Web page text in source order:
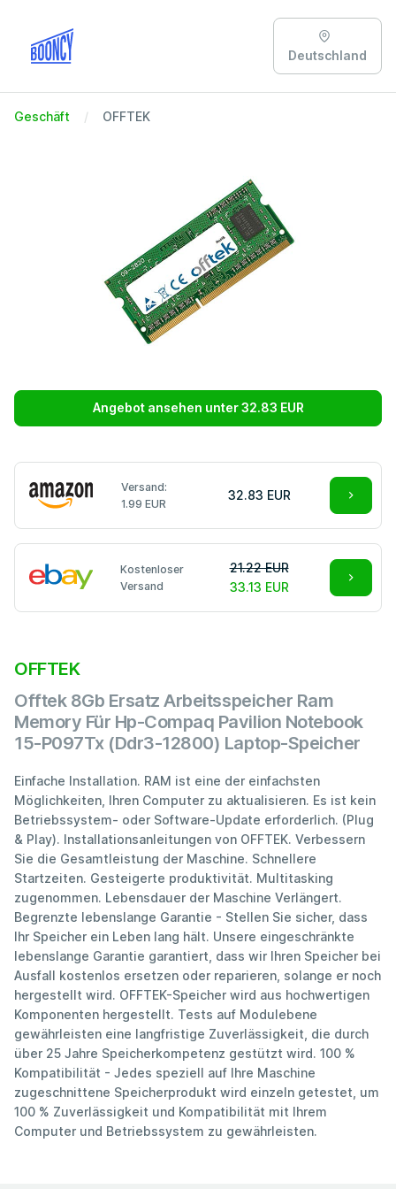
Deutschland
Geschäft OFFTEK
Angebot ansehen unter 32.83 EUR
Versand:
1.99 EUR
32.83 EUR
Kostenloser
Versand
21.22 EUR
33.13 EUR
OFFTEK
Offtek 8Gb Ersatz Arbeitsspeicher Ram
Memory Für Hp-Compaq Pavilion Notebook
15-P097Tx (Ddr3-12800) Laptop-Speicher
Einfache Installation. RAM ist eine der einfachsten
Möglichkeiten, Ihren Computer zu aktualisieren. Es ist kein
Betriebssystem- oder Software-Update erforderlich. (Plug
& Play). Installationsanleitungen von OFFTEK. Verbessern
Sie die Gesamtleistung der Maschine. Schnellere
Startzeiten. Gesteigerte produktivität. Multitasking
zugenommen. Lebensdauer der Maschine Verlängert.
Begrenzte lebenslange Garantie - Stellen Sie sicher, dass
Ihr Speicher ein Leben lang hält. Unsere eingeschränkte
lebenslange Garantie garantiert, dass wir Ihren Speicher bei
Ausfall kostenlos ersetzen oder reparieren, solange er noch
hergestellt wird. OFFTEK-Speicher wird aus hochwertigen
Komponenten hergestellt. Tests auf Modulebene
gewährleisten eine langfristige Zuverlässigkeit, die durch
über 25 Jahre Speicherkompetenz gestützt wird. 100 %
Kompatibilität - Jedes speziell auf Ihre Maschine
zugeschnittene Speicherprodukt wird einzeln getestet, um
100 % Zuverlässigkeit und Kompatibilität mit Ihrem
Computer und Betriebssystem zu gewährleisten.